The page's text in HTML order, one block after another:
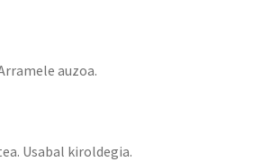
auzoa.
Usabal kiroldegia.